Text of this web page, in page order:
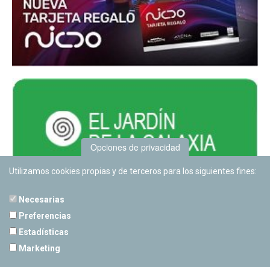
Opciones de privacidad
Utilizamos cookies propias y de terceros para los siguientes fines:
Necesarias
Preferencias
Estadísticas
Marketing